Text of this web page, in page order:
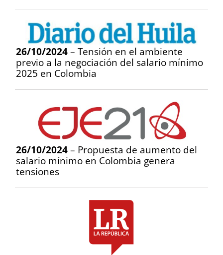
26/10/2024 – Tensión en el ambiente
previo a la negociación del salario mínimo
2025 en Colombia
26/10/2024 – Propuesta de aumento del
salario mínimo en Colombia genera
tensiones